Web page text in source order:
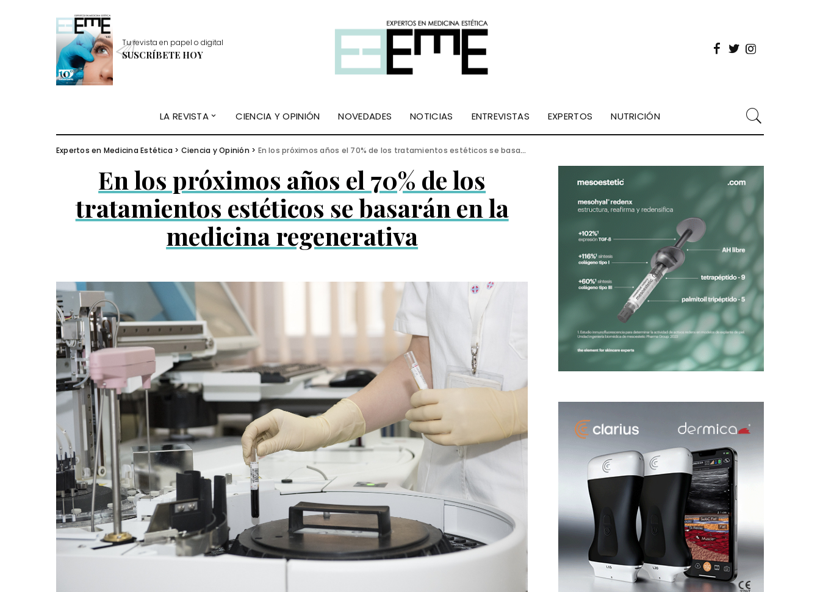
Tu revista en papel o digital
SUSCRÍBETE HOY
LA REVISTA CIENCIA Y OPINIÓN NOVEDADES NOTICIAS ENTREVISTAS EXPERTOS NUTRICIÓN
Expertos en Medicina Estética > Ciencia y Opinión > En los próximos años el 70% de los tratamientos estéticos se basarán en la medicina regenerativa
En los próximos años el 70% de los
tratamientos estéticos se basarán en la
medicina regenerativa